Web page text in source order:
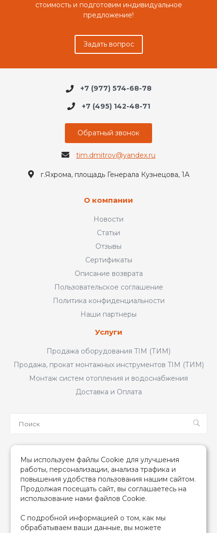
стоимость и подготовим индивидуальное
предложение!
Задать вопрос
+7 (977) 574-68-78
+7 (495) 142-48-71
Обратный звонок
tim.dmitrov@yandex.ru
г.Яхрома, площадь Генерала Кузнецова, 1А
О компании
Новости
Статьи
Отзывы
Сертификаты
Описание возврата
Пользовательское соглашение
Политика конфиденциальности
Наши партнеры
Услуги
Продажа оборудования TIM (ТИМ)
Продажа, прокат монтажных инструментов TIM (ТИМ)
Монтаж систем отопления и водоснабжения
Доставка и Оплата
2026 © TIM (ТИМ) Инженерная сантехника, Все права
защищены
Мы используем файлы Cookie для улучшения
работы, персонализации, анализа трафика и
повышения удобства пользования нашим сайтом.
Продолжая посещать сайт, вы соглашаетесь на
использование нами файлов Cookie.
С подробной информацией о том, как мы
обрабатываем ваши данные, вы можете